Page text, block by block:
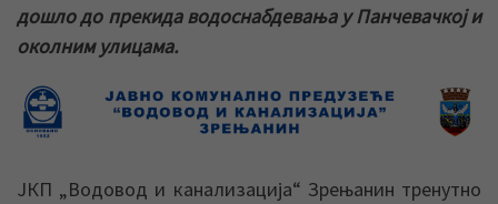
дошло до прекида водоснабдевања у Панчевачкој и
околним улицама.
ЈКП „Водовод и канализација“ Зрењанин тренутно